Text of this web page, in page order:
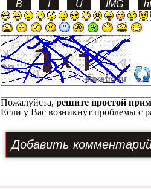
Пожалуйста, решите простой
Если у Вас возникнут проблемы с